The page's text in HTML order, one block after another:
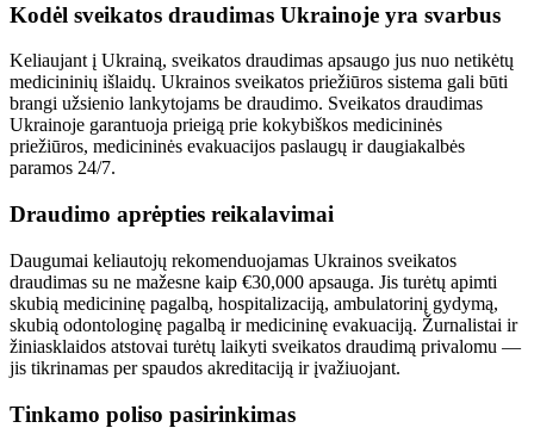
Kodėl sveikatos draudimas Ukrainoje yra svarbus
Keliaujant į Ukrainą, sveikatos draudimas apsaugo jus nuo netikėtų
medicininių išlaidų. Ukrainos sveikatos priežiūros sistema gali būti
brangi užsienio lankytojams be draudimo. Sveikatos draudimas
Ukrainoje garantuoja prieigą prie kokybiškos medicininės
priežiūros, medicininės evakuacijos paslaugų ir daugiakalbės
paramos 24/7.
Draudimo aprėpties reikalavimai
Daugumai keliautojų rekomenduojamas Ukrainos sveikatos
draudimas su ne mažesne kaip €30,000 apsauga. Jis turėtų apimti
skubią medicininę pagalbą, hospitalizaciją, ambulatorinį gydymą,
skubią odontologinę pagalbą ir medicininę evakuaciją. Žurnalistai ir
žiniasklaidos atstovai turėtų laikyti sveikatos draudimą privalomu —
jis tikrinamas per spaudos akreditaciją ir įvažiuojant.
Tinkamo poliso pasirinkimas